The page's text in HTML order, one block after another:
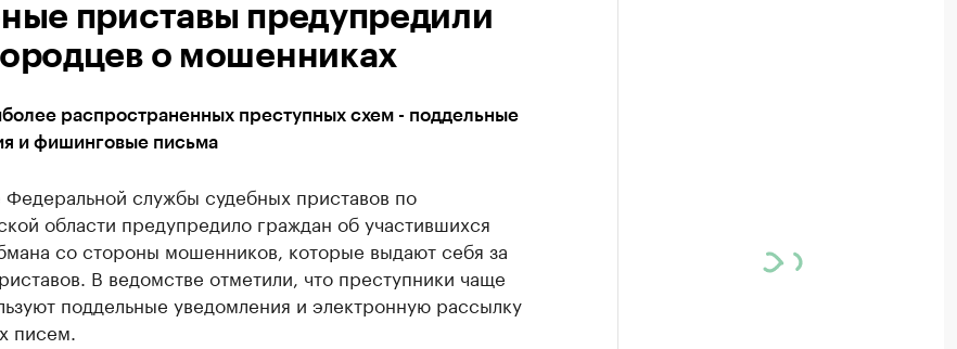
приставы предупредили
о мошенниках
распространенных преступных схем - поддельные
и фишинговые письма
Федеральной службы судебных приставов по
области предупредило граждан об участившихся
со стороны мошенников, которые выдают себя за
В ведомстве отметили, что преступники чаще
поддельные уведомления и электронную рассылку
писем.